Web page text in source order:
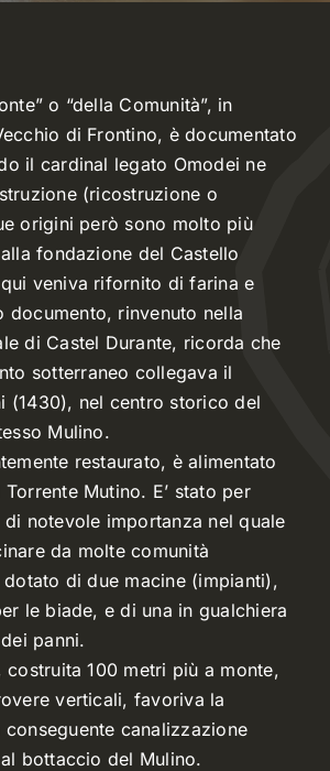
Meteo
Webcam
o “della Comunità”, in
di Frontino, è documentato
il cardinal legato Omodei ne
(ricostruzione o
origini però sono molto più
fondazione del Castello
veniva rifornito di farina e
documento, rinvenuto nella
di Castel Durante, ricorda che
sotterraneo collegava il
(1430), nel centro storico del
Mulino.
restaurato, è alimentato
Mutino. E’ stato per
notevole importanza nel quale
da molte comunità
di due macine (impianti),
le biade, e di una in gualchiera
panni.
costruita 100 metri più a monte,
verticali, favoriva la
canalizzazione
bottaccio del Mulino.